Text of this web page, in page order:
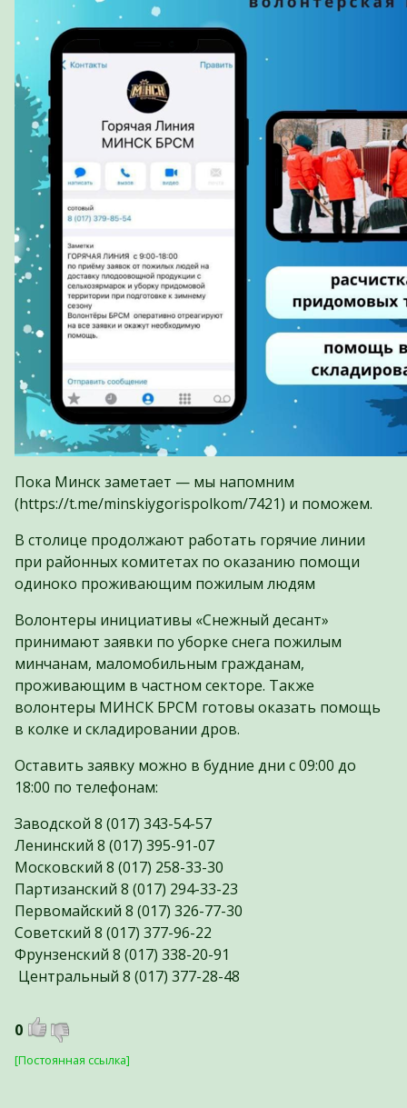
Пока Минск заметает — мы напомним
(https://t.me/minskiygorispolkom/7421) и поможем.
В столице продолжают работать горячие линии
при районных комитетах по оказанию помощи
одиноко проживающим пожилым людям
Волонтеры инициативы «Снежный десант»
принимают заявки по уборке снега пожилым
минчанам, маломобильным гражданам,
проживающим в частном секторе. Также
волонтеры МИНСК БРСМ готовы оказать помощь
в колке и складировании дров.
Оставить заявку можно в будние дни с 09:00 до
18:00 по телефонам:
Заводской 8 (017) 343-54-57
Ленинский 8 (017) 395-91-07
Московский 8 (017) 258-33-30
Партизанский 8 (017) 294-33-23
Первомайский 8 (017) 326-77-30
Советский 8 (017) 377-96-22
Фрунзенский 8 (017) 338-20-91
Центральный 8 (017) 377-28-48
0
[Постоянная ссылка]